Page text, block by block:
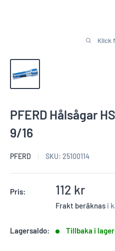
Klick
PFERD Hålsågar
9/16
PFERD SKU: 25100114
Pris: Reapris
112 kr
Frakt beräknas i
Lagersaldo: Tillbaka i